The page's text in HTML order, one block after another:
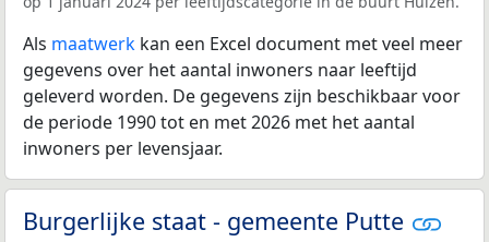
Als maatwerk kan een Excel document met veel meer
gegevens over het aantal inwoners naar leeftijd
geleverd worden. De gegevens zijn beschikbaar voor
de periode 1990 tot en met 2026 met het aantal
inwoners per levensjaar.
Burgerlijke staat - gemeente Putte